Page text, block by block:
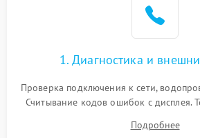
1. Диагностика и
Проверка подключения к сети,
Считывание кодов ошибок с дисплея.
выявления посторонних шумов,
электронного модуля
Подробнее